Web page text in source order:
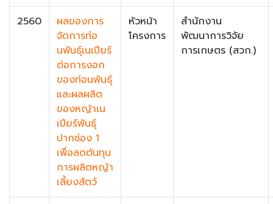
2560
ผลของการ
จัดการท่อ
นพันธุ์เนเปียร์
ต่อการงอก
ของท่อนพันธุ์
และผลผลิต
ของหญ้าเน
เปียร์พันธุ์
ปากช่อง 1
เพื่อลดต้นทุน
การผลิตหญ้า
เลี้ยงสัตว์
หัวหน้า
โครงการ
สำนักงาน
พัฒนาการวิจัย
การเกษตร (สวก.)